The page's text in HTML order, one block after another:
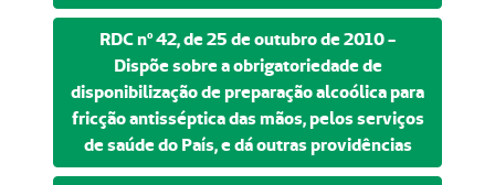
RDC nº 42, de 25 de outubro de 2010 -
Dispõe sobre a obrigatoriedade de
disponibilização de preparação alcoólica para
fricção antisséptica das mãos, pelos serviços
de saúde do País, e dá outras providências